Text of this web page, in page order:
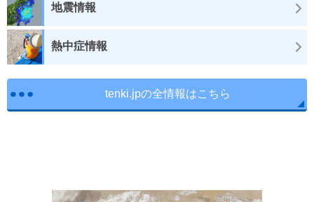
地震情報
熱中症情報
tenki.jpの全情報はこちら